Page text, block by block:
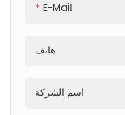
E-Mail
هاتف
اسم الشركة